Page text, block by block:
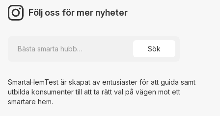
Följ oss för mer nyheter
SmartaHemTest är skapat av entusiaster för att guida samt
utbilda konsumenter till att ta rätt val på vägen mot ett
smartare hem.